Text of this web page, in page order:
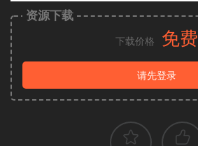
资源下载
下载价格 免费
请先登录